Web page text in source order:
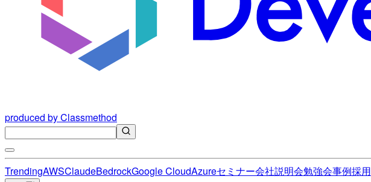
produced by Classmethod
TrendingAWSClaudeBedrockGoogle CloudAzureセミナー会社説明会勉強会事例採用